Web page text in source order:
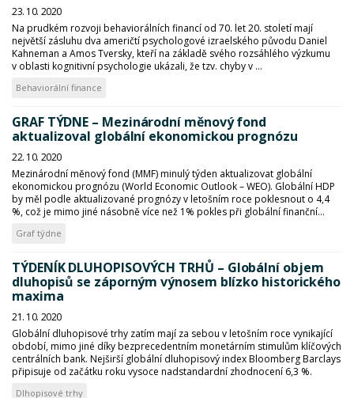
23. 10. 2020
Na prudkém rozvoji behaviorálních financí od 70. let 20. století mají
největší zásluhu dva američtí psychologové izraelského původu Daniel
Kahneman a Amos Tversky, kteří na základě svého rozsáhlého výzkumu
v oblasti kognitivní psychologie ukázali, že tzv. chyby v ...
Behaviorální finance
GRAF TÝDNE – Mezinárodní měnový fond
aktualizoval globální ekonomickou prognózu
22. 10. 2020
Mezinárodní měnový fond (MMF) minulý týden aktualizovat globální
ekonomickou prognózu (World Economic Outlook – WEO). Globální HDP
by měl podle aktualizované prognózy v letošním roce poklesnout o 4,4
%, což je mimo jiné násobně více než 1% pokles při globální finanční...
Graf týdne
TÝDENÍK DLUHOPISOVÝCH TRHŮ – Globální objem
dluhopisů se záporným výnosem blízko historického
maxima
21. 10. 2020
Globální dluhopisové trhy zatím mají za sebou v letošním roce vynikající
období, mimo jiné díky bezprecedentním monetárním stimulům klíčových
centrálních bank. Nejširší globální dluhopisový index Bloomberg Barclays
připisuje od začátku roku vysoce nadstandardní zhodnocení 6,3 %.
Dlhopisové trhy